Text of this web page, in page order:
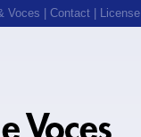
Voces Contact License